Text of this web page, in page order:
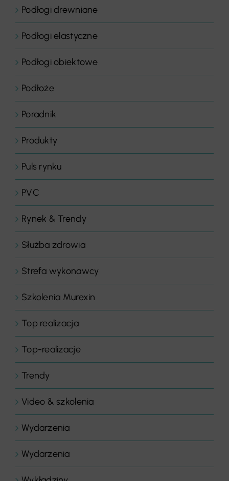
Podłogi drewniane
Podłogi elastyczne
Podłogi obiektowe
Podłoże
Poradnik
Produkty
Puls rynku
PVC
Rynek & Trendy
Służba zdrowia
Strefa wykonawcy
Szkolenia Murexin
Top realizacja
Top-realizacje
Trendy
Video & szkolenia
Wydarzenia
Wydarzenia